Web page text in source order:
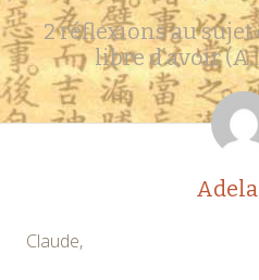
Navigation
des
articles
2 réflexions au sujet
libre d’avoir
Claude,